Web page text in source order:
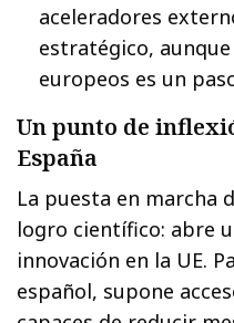
aceleradores
estratégico,
europeos es un
Un punto de
España
La puesta en marcha
logro científico: abre
innovación en la UE.
español, supone